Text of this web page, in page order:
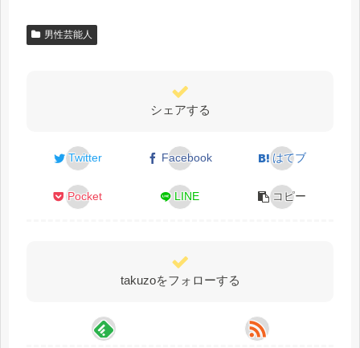
男性芸能人
シェアする
Twitter Facebook はてブ
Pocket LINE コピー
takuzoをフォローする